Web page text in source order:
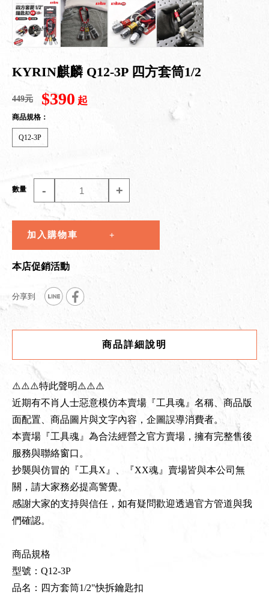
KYRIN麒麟 Q12-3P 四方套筒1/2
449元 $390 起
商品規格：
Q12-3P
數量 - +
加入購物車
本店促銷活動
商品詳細說明
⚠️⚠️⚠️特此聲明⚠️⚠️⚠️
近期有不肖人士惡意模仿本賣場『工具魂』名稱、商品版
面配置、商品圖片與文字內容，企圖誤導消費者。
本賣場『工具魂』為合法經營之官方賣場，擁有完整售後
服務與聯絡窗口。
抄襲與仿冒的『工具X』、『XX魂』賣場皆與本公司無
關，請大家務必提高警覺。
感謝大家的支持與信任，如有疑問歡迎透過官方管道與我
們確認。
商品規格
型號：Q12-3P
品名：四方套筒1/2"快拆鑰匙扣